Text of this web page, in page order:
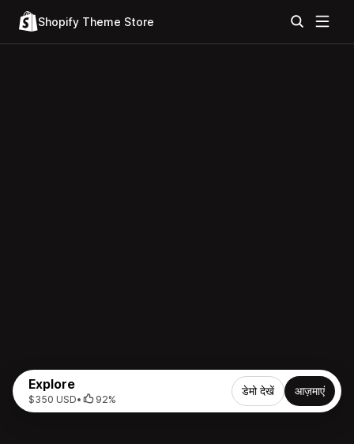
Shopify Theme Store
Explore
$350 USD• 92%
डेमो देखें आज़माएं